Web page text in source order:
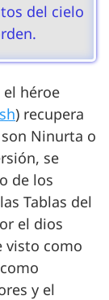
del cielo
héroe
) recupera
Ninurta o
se
de los
Tablas del
el dios
visto como
y el